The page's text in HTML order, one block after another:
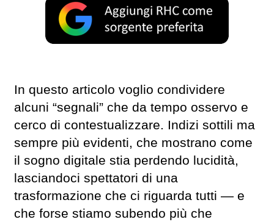
In questo articolo voglio condividere
alcuni “segnali” che da tempo osservo e
cerco di contestualizzare. Indizi sottili ma
sempre più evidenti, che mostrano come
il sogno digitale stia perdendo lucidità,
lasciandoci spettatori di una
trasformazione che ci riguarda tutti — e
che forse stiamo subendo più che